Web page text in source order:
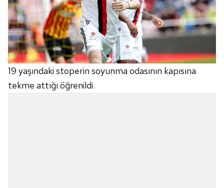
19 yaşındaki stoperin soyunma odasının kapısına
tekme attığı öğrenildi.